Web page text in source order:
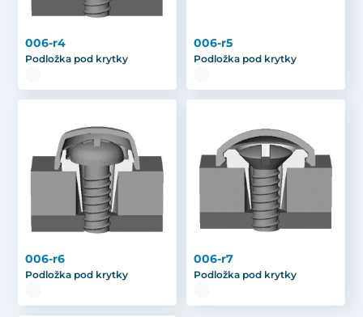
006-r4
Podložka pod krytky
006-r5
Podložka pod krytky
006-r6
Podložka pod krytky
006-r7
Podložka pod krytky